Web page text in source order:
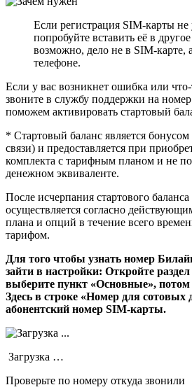
Если регистрация SIM-карты не
попробуйте вставить её в
возможно, дело не в SIM-карте,
телефоне.
Если у вас возникнет ошибка или что-
звоните в службу поддержки на
поможем активировать стартовый
* Стартовый баланс является
связи) и предоставляется при
комплекта с тарифным планом и не
денежном эквиваленте.
После исчерпания стартового
осуществляется согласно
плана и опций в течение всего
тарифом.
Для того чтобы узнать номер
зайти в настройки: Откройте
выберите пункт «Основные», потом
Здесь в строке «Номер для сотовых
абонентский номер SIM-карты.
Загрузка …
Проверьте по номеру откуда звонили